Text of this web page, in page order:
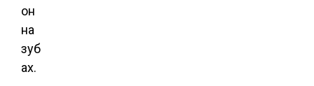
он
на
зуб
ах.